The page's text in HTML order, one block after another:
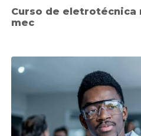
Curso de eletrotécnica
mec